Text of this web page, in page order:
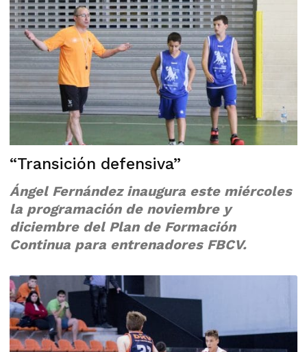
“Transición defensiva”
Ángel Fernández inaugura este miércoles
la programación de noviembre y
diciembre del Plan de Formación
Continua para entrenadores FBCV.